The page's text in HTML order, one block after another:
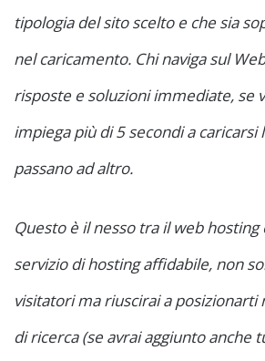
tipologia del sito scelto e che sia
nel caricamento. Chi naviga sul
risposte e soluzioni immediate, se
impiega più di 5 secondi a caricarsi
passano ad altro.
Questo è il nesso tra il web hosting
servizio di hosting affidabile, non
visitatori ma riuscirai a
di ricerca (se avrai aggiunto anche